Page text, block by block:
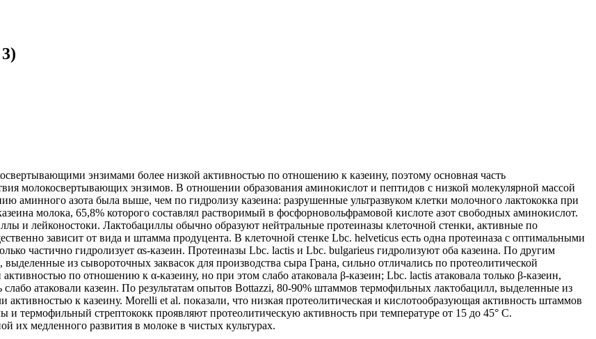
энзимами более низкой активностью по отношению к казеину, поэтому основная часть
молокосвертывающих энзимов. В отношении образования аминокислот и пептидов с низкой молекулярной массой
аминного азота была выше, чем по гидролизу казеина: разрушенные ультразвуком клетки молочного лактококка при
молока, 65,8% которого составлял растворимый в фосфорновольфрамовой кислоте азот свободных аминокислот.
и лейконостоки. Лактобациллы обычно образуют нейтральные протеиназы клеточной стенки, активные по
зависит от вида и штамма продуцента. В клеточной стенке Lbc. helveticus есть одна протеиназа с оптимальными
частично гидролизует αs-казеин. Протеиназы Lbc. lactis и Lbc. bulgarieus гидролизуют оба казеина. По другим
из сывороточных заквасок для производства сыра Грана, сильно отличались по протеолитической
по отношению к α-казеину, но при этом слабо атаковала β-казеин; Lbc. lactis атаковала только β-казеин,
атаковали казеин. По результатам опытов Bottazzi, 80-90% штаммов термофильных лактобацилл, выделенные из
к казеину. Morelli et al. показали, что низкая протеолитическая и кислотообразующая активность штаммов
термофильный стрептококк проявляют протеолитическую активность при температуре от 15 до 45° С.
их медленного развития в молоке в чистых культурах.